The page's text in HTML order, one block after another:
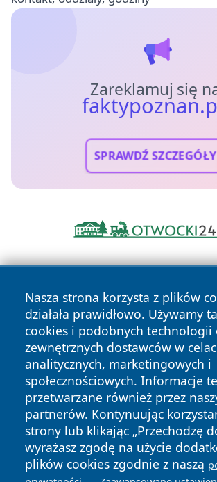
Zareklamuj się
SPRAWDŹ SZCZEGÓŁY
Nasza strona korzysta z plików
działała prawidłowo. Używamy
cookies i podobnych technologii
zewnętrznych dostawców w
analitycznych, marketingowych i
społecznościowych. Informacje
przetwarzane również przez
partnerów. Kontynuując
strony lub klikając „Przechodzę
wyrażasz zgodę na użycie
plików cookies zgodnie z naszą
Copyright © 2026 faktypoznan.pl Wszystkie
zastrzeżone.
News Autorzy
Polityka
Prywatności